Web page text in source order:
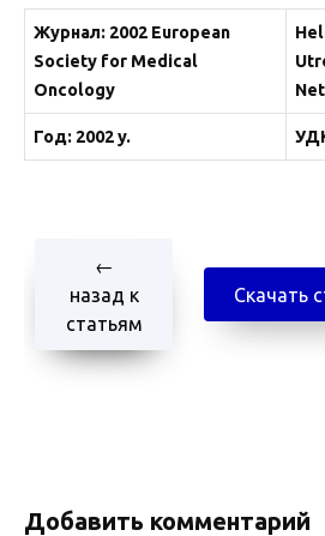
Журнал: 2002 European
Society for Medical
Oncology
Год: 2002 y.
←
назад к
статьям
Скачать
Добавить комментарий